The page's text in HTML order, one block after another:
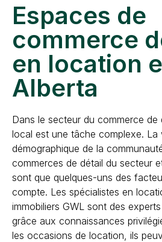
Espaces de
commerce
en location
Alberta
Dans le secteur du commerce
local est une tâche complexe. La
démographique de la
commerces de détail du secteur
sont que quelques-uns des
compte. Les spécialistes en
immobiliers GWL sont des
grâce aux connaissances
les occasions de location, ils